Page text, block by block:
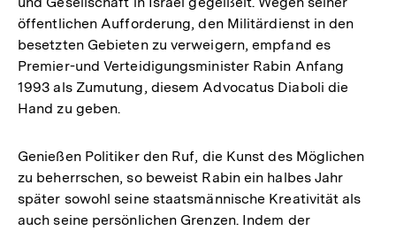
öffentlichen Aufforderung, den Militärdienst in den
besetzten Gebieten zu verweigern, empfand es
Premier-und Verteidigungsminister Rabin Anfang
1993 als Zumutung, diesem Advocatus Diaboli die
Hand zu geben.
Genießen Politiker den Ruf, die Kunst des Möglichen
zu beherrschen, so beweist Rabin ein halbes Jahr
später sowohl seine staatsmännische Kreativität als
auch seine persönlichen Grenzen. Indem der